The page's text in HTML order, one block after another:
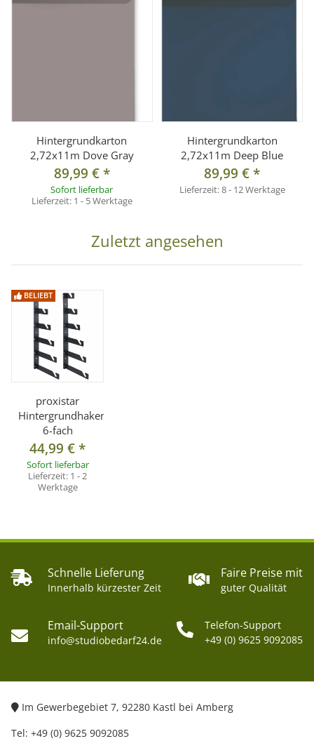
Hintergrundkarton
2,72x11m Dove Gray
89,99 €*
Sofort lieferbar
Lieferzeit: 1 - 5 Werktage
Hintergrundkarton
2,72x11m Deep Blue
89,99 €*
Lieferzeit:8 - 12 Werktage
Zuletzt angesehen
BELIEBT
proxistar
Hintergrundhaken
6-fach
44,99 €*
Sofort lieferbar
Lieferzeit: 1 - 2
Werktage
Schnelle Lieferung
Innerhalb kürzester Zeit
Faire Preise mit
guter Qualität
Email-Support
info@studiobedarf24.de
Telefon-Support
+49 (0) 9625 9092085
Im Gewerbegebiet 7, 92280 Kastl bei Amberg
Tel: +49 (0) 9625 9092085